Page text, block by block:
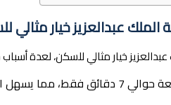
عبدالعزيز خيار مثالي
خيار مثالي للسكن، لعدة
بعض الشقق تبعد عن الجامعة حوالي 7